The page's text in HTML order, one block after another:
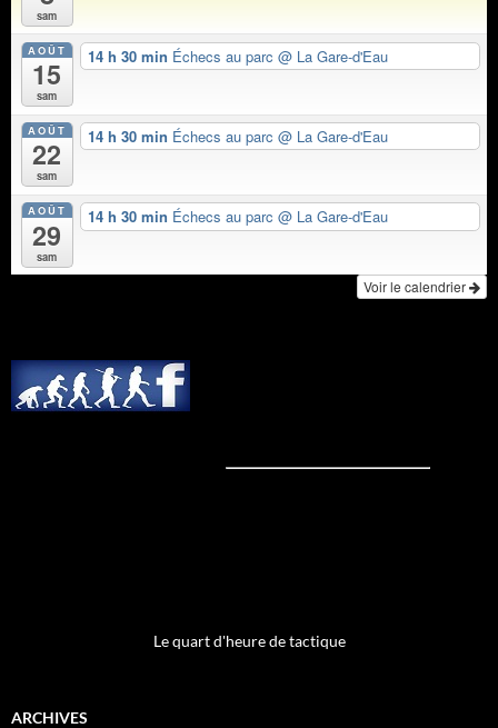
sam
AOÛT
15
sam
14 h 30 min Échecs au parc @ La Gare-d'Eau
AOÛT
22
sam
14 h 30 min Échecs au parc @ La Gare-d'Eau
AOÛT
29
sam
14 h 30 min Échecs au parc @ La Gare-d'Eau
Voir le calendrier
Le quart d'heure de tactique
ARCHIVES